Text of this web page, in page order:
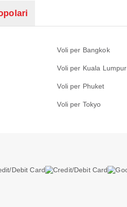
Voli per Bangkok
Voli per Kuala Lumpur
Voli per Phuket
Voli per Tokyo